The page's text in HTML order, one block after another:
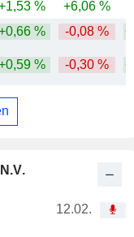
12.02.
% +6,06 %
% -0,08 %
% -0,30 %